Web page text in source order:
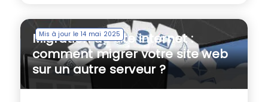
Mis à jour le 14 mai 2025
Migration de site internet :
comment migrer votre site web
sur un autre serveur ?